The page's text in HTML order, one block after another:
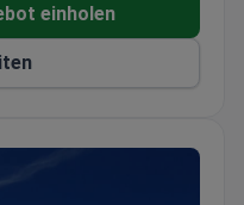
einholen